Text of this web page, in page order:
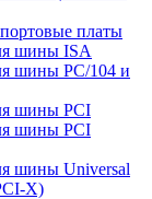
платы
шины ISA
шины PC/104 и
шины PCI
шины PCI
шины Universal
X)